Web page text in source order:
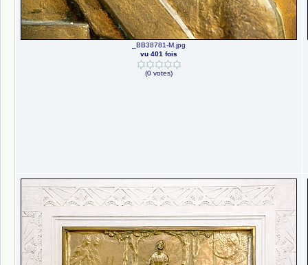
_BB38781-M.jpg
vu 401 fois
(0 votes)